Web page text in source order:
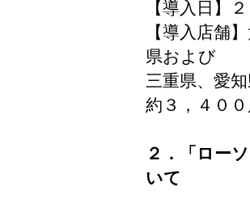
【導入日】
【導入店舗
県および
三重県、愛
約３，４０
２．「ロー
いて